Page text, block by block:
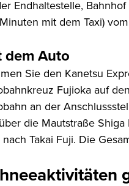
Endhaltestelle,
mit dem Taxi)
dem Auto
Sie den Kanetsu
Fujioka auf
an der
die Mautstraße
Takai Fuji. Die